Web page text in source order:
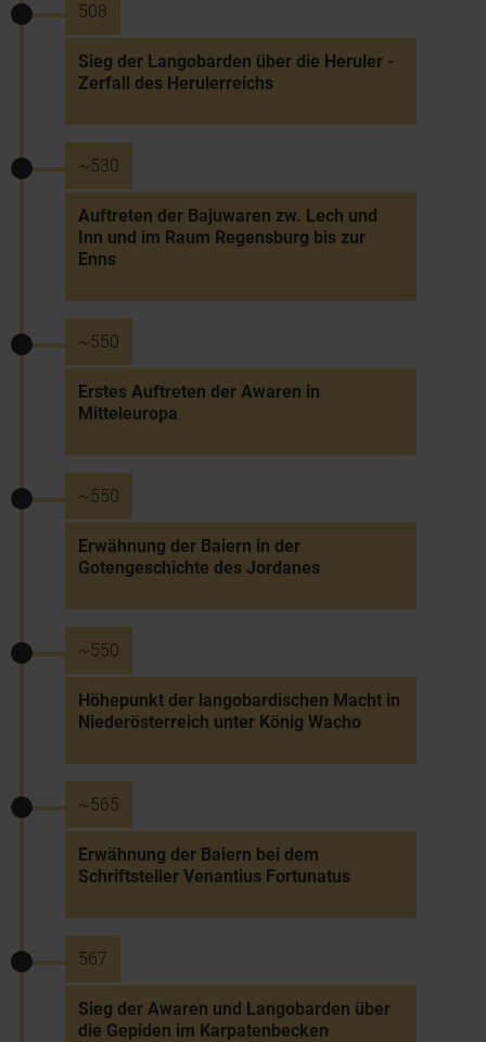
508
Sieg der Langobarden über die Heruler -
Zerfall des Herulerreichs
~530
Auftreten der Bajuwaren zw. Lech und
Inn und im Raum Regensburg bis zur
Enns
~550
Erstes Auftreten der Awaren in
Mitteleuropa
~550
Erwähnung der Baiern in der
Gotengeschichte des Jordanes
~550
Höhepunkt der langobardischen Macht in
Niederösterreich unter König Wacho
~565
Erwähnung der Baiern bei dem
Schriftsteller Venantius Fortunatus
567
Sieg der Awaren und Langobarden über
die Gepiden im Karpatenbecken